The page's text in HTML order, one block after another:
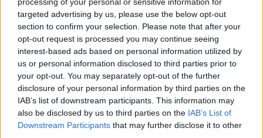
targeted advertising by us, please use the below opt-out
section to confirm your selection. Please note that after your
opt-out request is processed you may continue seeing
interest-based ads based on personal information utilized by
us or personal information disclosed to third parties prior to
your opt-out. You may separately opt-out of the further
disclosure of your personal information by third parties on the
IAB’s list of downstream participants. This information may
also be disclosed by us to third parties on the IAB’s List of
Downstream Participants that may further disclose it to other
Pannonia Hotelben, illetve – amennyiben van előadás – a
Soproni Petőfi Színházba is biztosítanak számára belépőket.
A II. KASZT programja kapcsán Fajcsi Ferenc kiemelte: június
18-ára családi napot szerveznek – amellett, hogy
természetesen lesznek színházi előadások is. Míg a
felnőttek, a szülők a darabokat tekintik meg, a kicsik
pedagógusok felügyeletével a közösségi házban és a
szabadban gyermekprogramokon vehetnek részt. Külön